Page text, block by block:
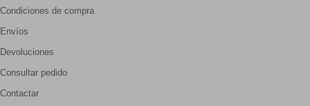
Condiciones de compra
Envíos
Devoluciones
Consultar pedido
Contactar